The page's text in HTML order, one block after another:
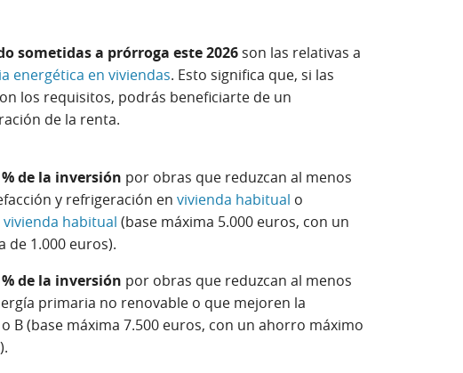
sometidas a prórroga este 2026son las relativas a
energética en viviendas. Esto significa que, si las
los requisitos, podrás beneficiarte de un
de la renta.
de la inversión por obras que reduzcan al menos
y refrigeración en vivienda habitual o
habitual (base máxima 5.000 euros, con un
de 1.000 euros).
de la inversión por obras que reduzcan al menos
primaria no renovable o que mejoren la
B (base máxima 7.500 euros, con un ahorro máximo